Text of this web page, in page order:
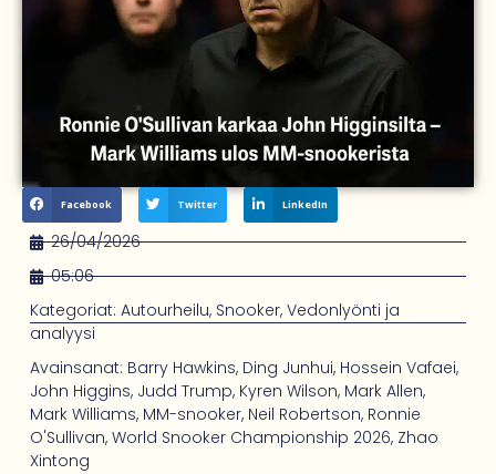
Facebook Twitter LinkedIn
26/04/2026
05:06
Kategoriat: Autourheilu, Snooker, Vedonlyönti ja
analyysi
Avainsanat: Barry Hawkins, Ding Junhui, Hossein Vafaei,
John Higgins, Judd Trump, Kyren Wilson, Mark Allen,
Mark Williams, MM-snooker, Neil Robertson, Ronnie
O'Sullivan, World Snooker Championship 2026, Zhao
Xintong